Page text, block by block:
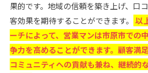
果的です。地域の信頼を築き上げ、口
客効果を期待することができます。 以
ーチによって、営業マンは市原市での
争力を高めることができます。顧客満
コミュニティへの貢献も兼ね、継続的